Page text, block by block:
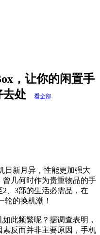
，让你的闲置手
去处
看全部
新月异，性能更加强大
几何时作为贵重物品的手
、3部的生活必需品，在
轮的换机潮！
此频繁呢？据调查表明，
反而并非主要原因，手机